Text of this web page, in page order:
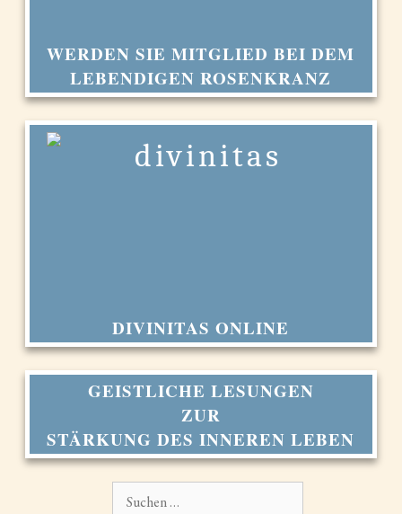
WERDEN SIE MITGLIED BEI DEM
LEBENDIGEN ROSENKRANZ
DIVINITAS ONLINE
GEISTLICHE LESUNGEN
ZUR
STÄRKUNG DES INNEREN LEBEN